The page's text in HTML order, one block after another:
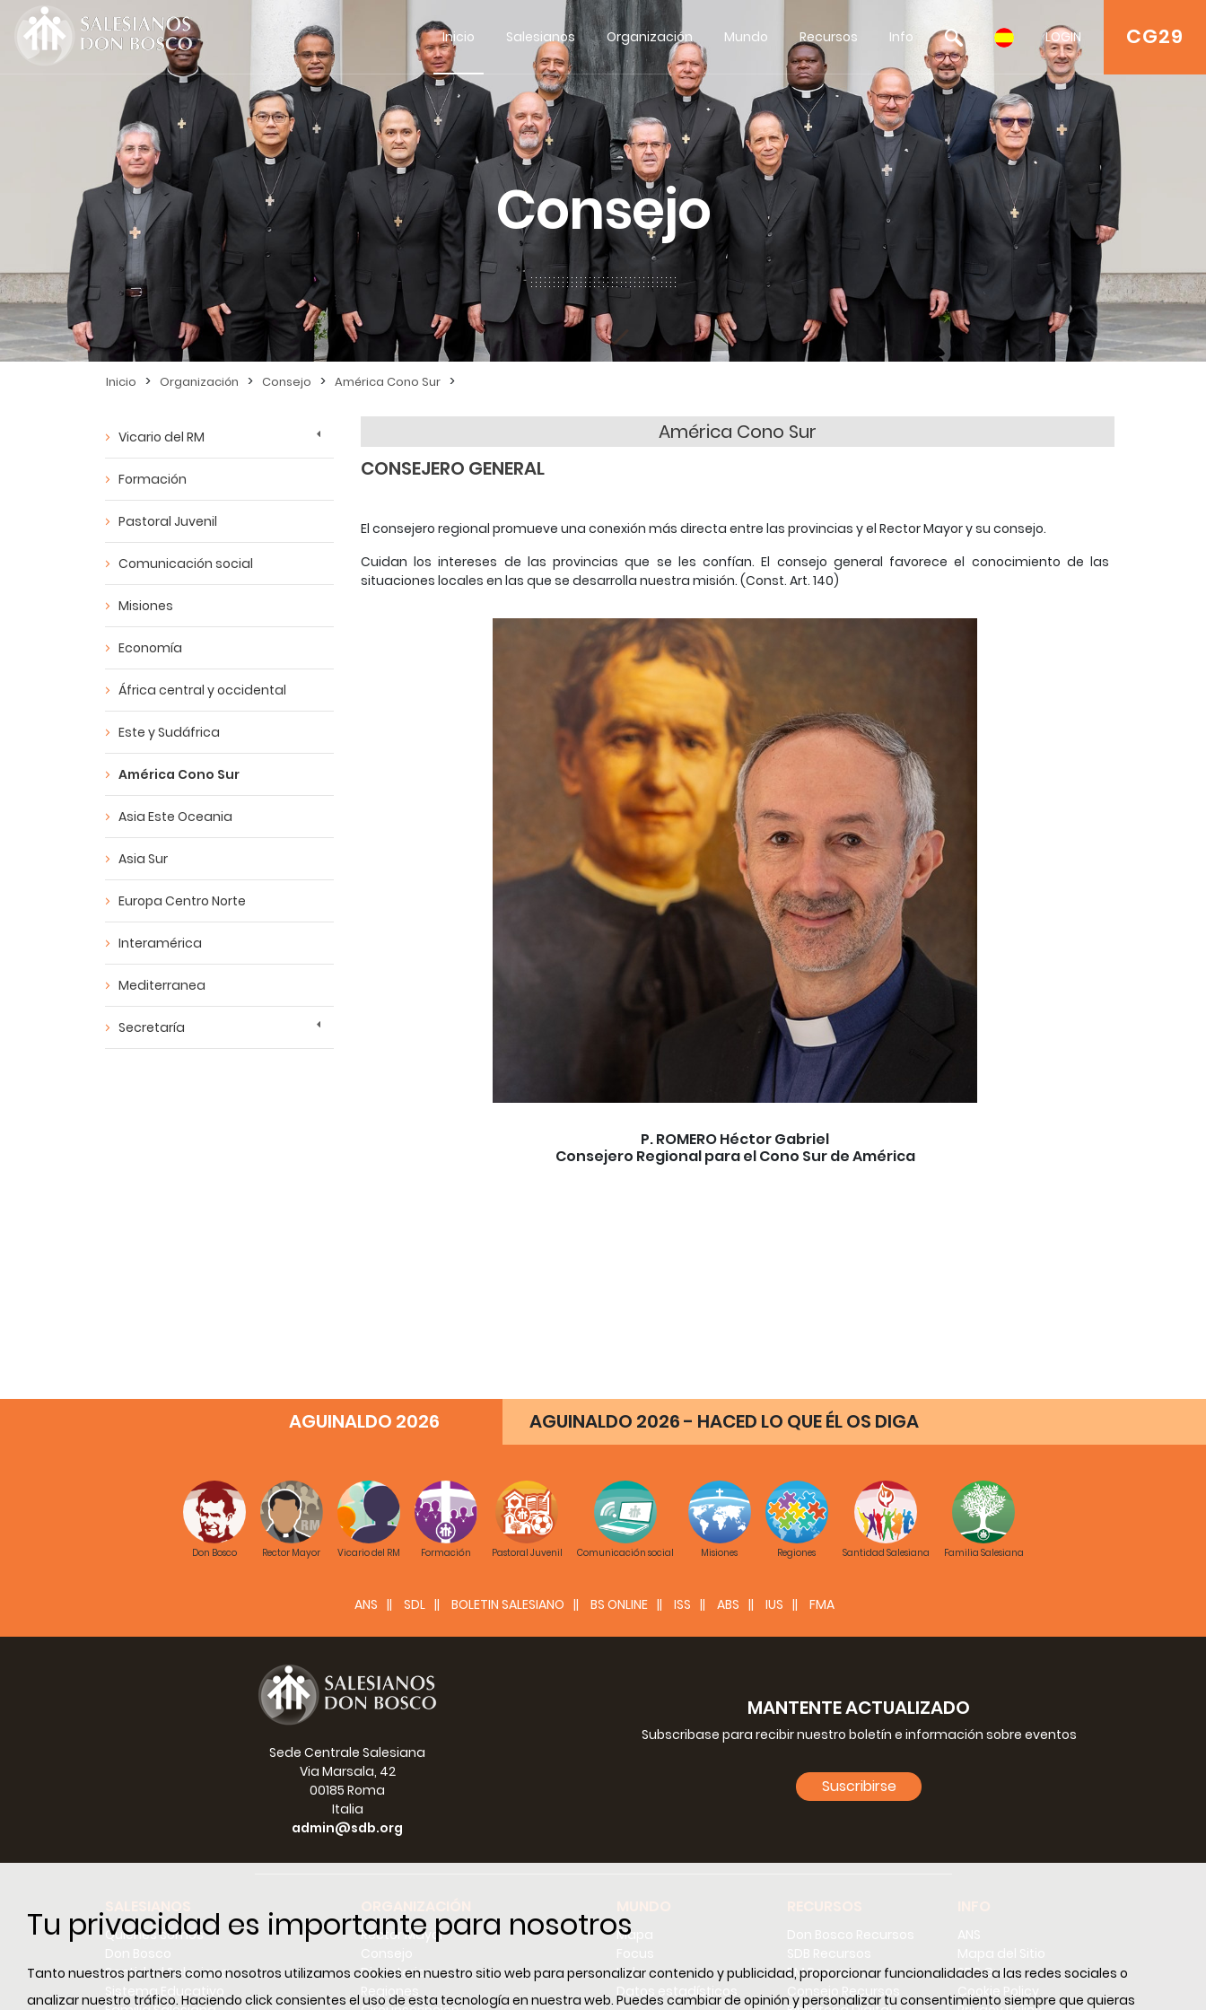
Tu privacidad es importante para nosotros
Tanto nuestros partners como nosotros utilizamos cookies en nuestro sitio web para personalizar contenido y publicidad, proporcionar funcionalidades a las redes sociales o
analizar nuestro tráfico. Haciendo click consientes el uso de esta tecnología en nuestra web. Puedes cambiar de opinión y personalizar tu consentimiento siempre que quieras
CG29
Inicio Salesianos Organización Mundo Recursos Info LOGIN
Consejo
Inicio > Organización > Consejo > América Cono Sur >
Vicario del RM
Formación
Pastoral Juvenil
Comunicación social
Misiones
Economía
África central y occidental
Este y Sudáfrica
América Cono Sur
Asia Este Oceania
Asia Sur
Europa Centro Norte
Interamérica
Mediterranea
Secretaría
América Cono Sur
CONSEJERO GENERAL
El consejero regional promueve una conexión más directa entre las provincias y el Rector Mayor y su consejo.
Cuidan los intereses de las provincias que se les confían.El consejo general favorece el conocimiento de las
situaciones locales en las que se desarrolla nuestra misión. (Const. Art. 140)
P. ROMERO Héctor Gabriel
Consejero Regional para el Cono Sur de América
AGUINALDO 2026 AGUINALDO 2026 - HACED LO QUE ÉL OS DIGA
Don Bosco Rector Mayor Vicario del RM Formación Pastoral Juvenil Comunicación social Misiones Regiones Santidad Salesiana Familia Salesiana
ANS SDL BOLETIN SALESIANO BS ONLINE ISS ABS IUS FMA
Sede Centrale Salesiana
Via Marsala, 42
00185 Roma
Italia
admin@sdb.org
MANTENTE ACTUALIZADO
Subscribase para recibir nuestro boletín e información sobre eventos
Suscribirse
Quiénes somos
Santidad Salesiana
Sistema Educativo
Rector Mayor
Dicasterios
Regiones
Mapa
Links
Datos estadísticos
RM Recursos
Consejo Recursos
SDB Guía
Cookie Policy